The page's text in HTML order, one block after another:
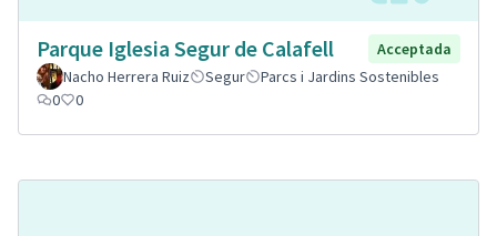
Parque Iglesia Segur de Calafell
Acceptada
Nacho Herrera Ruiz
Segur
Parcs i Jardins Sostenibles
0
0